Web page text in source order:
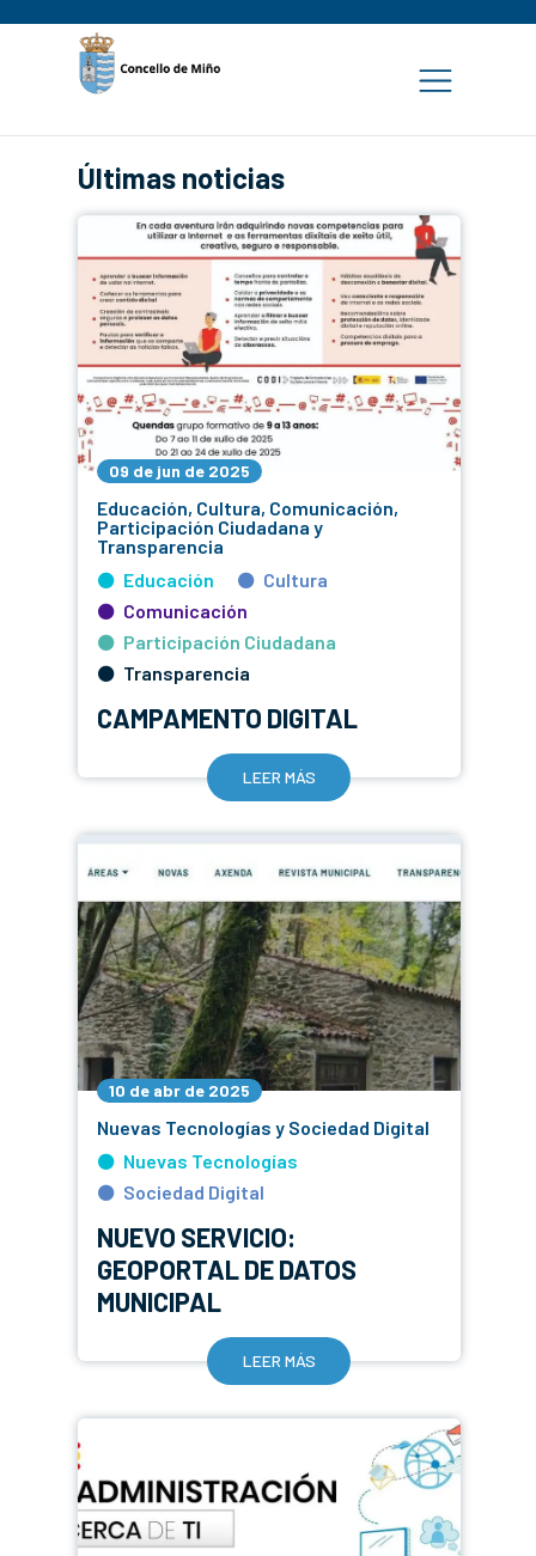
Últimas noticias
09 de jun de 2025
Educación, Cultura, Comunicación,
Participación Ciudadana y
Transparencia
Educación
Cultura
Comunicación
Participación Ciudadana
Transparencia
CAMPAMENTO DIGITAL
LEER MÁS
10 de abr de 2025
Nuevas Tecnologías y Sociedad Digital
Nuevas Tecnologías
Sociedad Digital
NUEVO SERVICIO:
GEOPORTAL DE DATOS
MUNICIPAL
LEER MÁS